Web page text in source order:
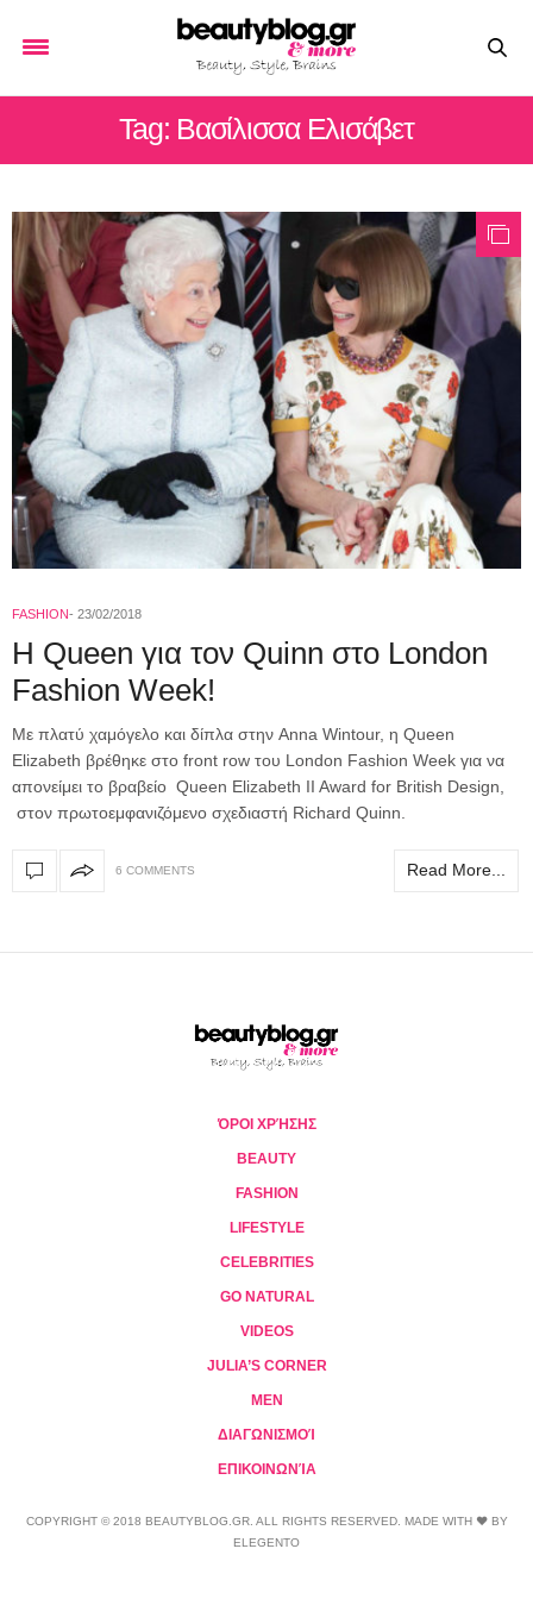
Tag: Βασίλισσα Ελισάβετ
FASHION 23/02/2018
H Queen για τον Quinn στο London
Fashion Week!
Mε πλατύ χαμόγελο και δίπλα στην Anna Wintour, η Queen
Elizabeth βρέθηκε στο front row του London Fashion Week για να
απονείμει το βραβείο Queen Elizabeth II Award for British Design,
στον πρωτοεμφανιζόμενο σχεδιαστή Richard Quinn.
6 COMMENTS Read More...
ΌΡΟΙ ΧΡΉΣΗΣ
BEAUTY
FASHION
LIFESTYLE
CELEBRITIES
GO NATURAL
VIDEOS
JULIA’S CORNER
MEN
ΔΙΑΓΩΝΙΣΜΟΊ
ΕΠΙΚΟΙΝΩΝΊΑ
COPYRIGHT © 2018 BEAUTYBLOG.GR. ALL RIGHTS RESERVED. MADE WITH ❤ BY
ELEGENTO